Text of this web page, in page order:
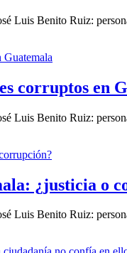
Luis Benito Ruiz:
corruptos en
Luis Benito Ruiz:
¿justicia o
Luis Benito Ruiz: